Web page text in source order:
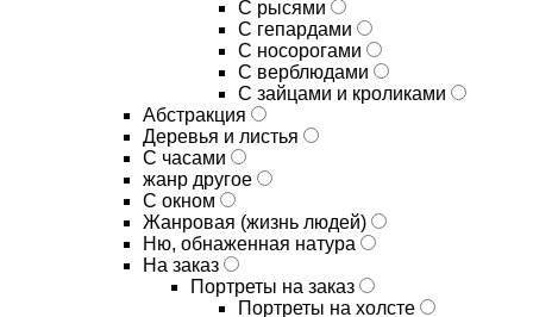
С рысями
С гепардами
С носорогами
С верблюдами
С зайцами и кроликами
Абстракция
Деревья и листья
С часами
жанр другое
С окном
Жанровая (жизнь людей)
Ню, обнаженная натура
На заказ
Портреты на заказ
Портреты на холсте